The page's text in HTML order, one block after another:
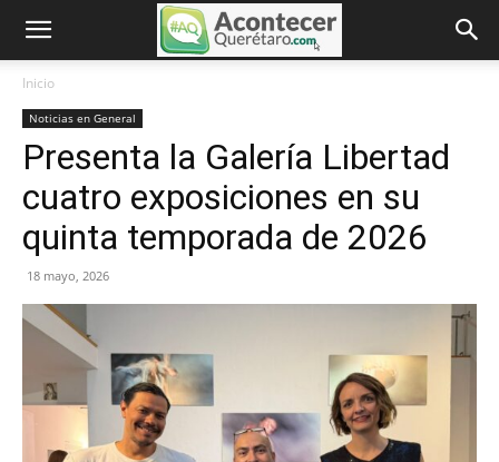
Inicio
Noticias en General
Presenta la Galería Libertad
cuatro exposiciones en su
quinta temporada de 2026
18 mayo, 2026